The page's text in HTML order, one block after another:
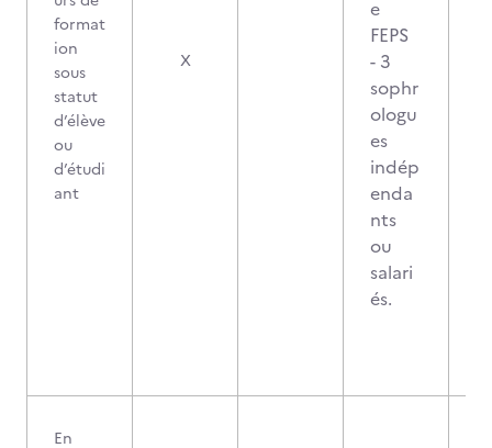
format
ion
sous
statut
d’élève
ou
d’étudi
ant
X
e
FEPS
- 3
sophr
ologu
es
indép
enda
nts
ou
salari
és.
En